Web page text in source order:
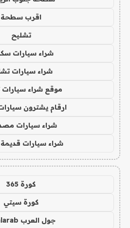
اقرب سطحة
تشليح
شراء سيارات
شراء سيارات
موقع شراء سيارات
ارقام يشترون
شراء سيارات
شراء سيارات
كورة 365
كورة سيتي
جول العرب goalarab